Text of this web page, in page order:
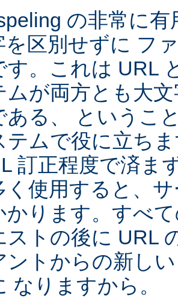
の非常に
を区別せずに フ
す。これは URL
ムが両方とも大
ある、 というこ
テムで役に立ち
訂正程度で済ま
く使用すると、
かります。すべ
ストの後に URL
ントからの新し
なりますから。